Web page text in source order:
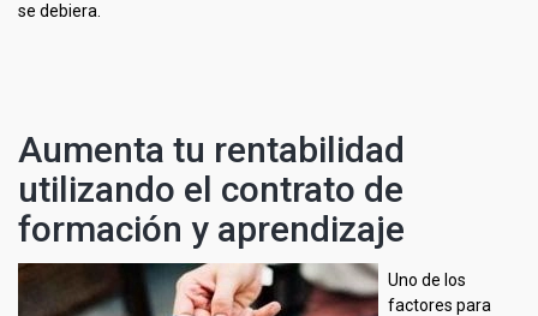
se debiera.
Aumenta tu rentabilidad
utilizando el contrato de
formación y aprendizaje
Uno de los
factores para